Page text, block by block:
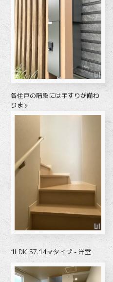
各住戸の階段には手すりが備わ
ります
1LDK 57.14㎡タイプ - 洋室